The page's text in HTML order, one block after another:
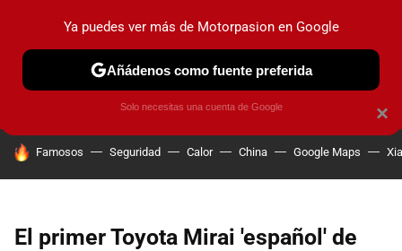
PRUEBAS COCHES ELÉCTRICOS OBSERVATORIO
HOY SE HABLA DE
Famosos Seguridad Calor China Google Maps
El primer Toyota Mirai 'español' de
×
Ya puedes ver más de Motorpasion en Google
Añádenos como fuente preferida
Solo necesitas una cuenta de Google